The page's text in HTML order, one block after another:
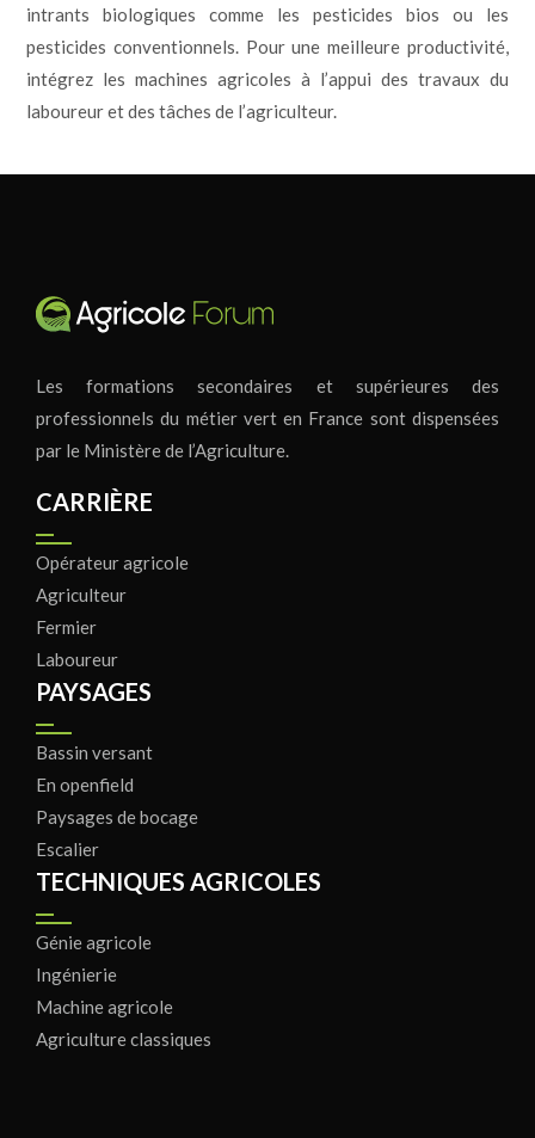
intrants biologiques comme les pesticides bios ou les
pesticides conventionnels. Pour une meilleure productivité,
intégrez les machines agricoles à l’appui des travaux du
laboureur et des tâches de l’agriculteur.
Les formations secondaires et supérieures des
professionnels du métier vert en France sont dispensées
par le Ministère de l’Agriculture.
CARRIÈRE
Opérateur agricole
Agriculteur
Fermier
Laboureur
PAYSAGES
Bassin versant
En openfield
Paysages de bocage
Escalier
TECHNIQUES AGRICOLES
Génie agricole
Ingénierie
Machine agricole
Agriculture classiques